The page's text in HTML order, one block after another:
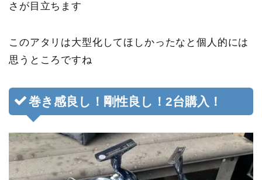
さが目立ちます
このアタリは大型化してほしかったなと個人的には
思うところですね
巻き感良し！剛性良し！2台購入！